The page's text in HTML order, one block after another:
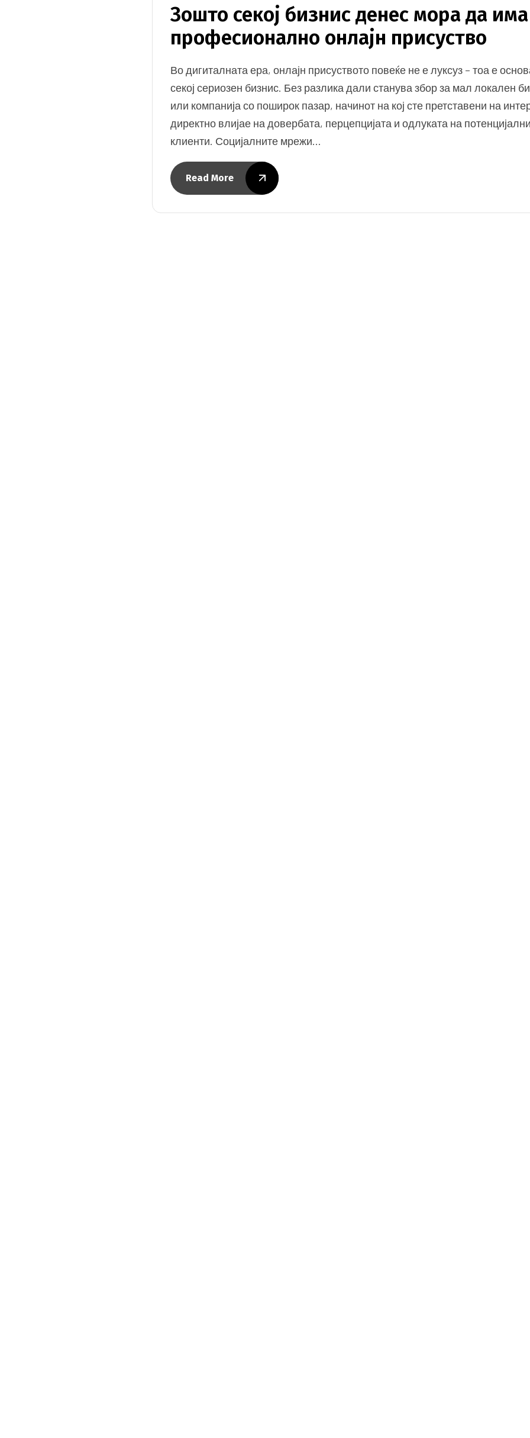
Зошто секој бизнис денес мора да има
професионално онлајн присуство
Во дигиталната ера, онлајн присуството повеќе не е луксуз – тоа е
секој сериозен бизнис. Без разлика дали станува збор за мал локален
или компанија со поширок пазар, начинот на кој сте претставени на
директно влијае на довербата, перцепцијата и одлуката на
клиенти. Социјалните мрежи…
Read More